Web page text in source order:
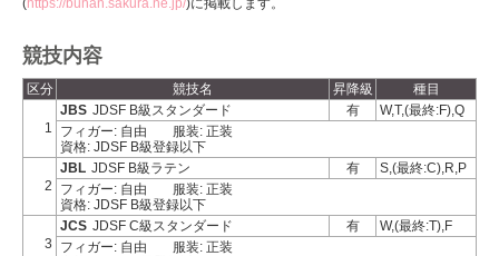
(https://bunan.sakura.ne.jp/)に掲載します。
競技内容
区分 競技名 昇降級 種目
1
JBS JDSF B級スタンダード 有
W,T,(最終:F),Q
フィガー: 自由
服装: 正装
資格: JDSF B級登録以下
2
JBL JDSF B級ラテン 有
S,(最終:C),R,P
フィガー: 自由
服装: 正装
資格: JDSF B級登録以下
3
JCS JDSF C級スタンダード 有
W,(最終:T),F
フィガー: 自由
服装: 正装